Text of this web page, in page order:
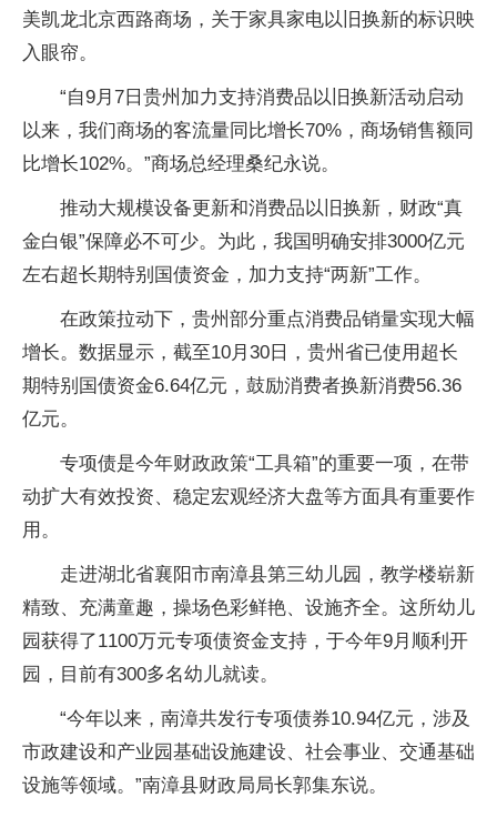
美凯龙北京西路商场，关于家具家电以旧换新的标识映
入眼帘。
“自9月7日贵州加力支持消费品以旧换新活动启动
以来，我们商场的客流量同比增长70%，商场销售额同
比增长102%。”商场总经理桑纪永说。
推动大规模设备更新和消费品以旧换新，财政“真
金白银”保障必不可少。为此，我国明确安排3000亿元
左右超长期特别国债资金，加力支持“两新”工作。
在政策拉动下，贵州部分重点消费品销量实现大幅
增长。数据显示，截至10月30日，贵州省已使用超长
期特别国债资金6.64亿元，鼓励消费者换新消费56.36
亿元。
专项债是今年财政政策“工具箱”的重要一项，在带
动扩大有效投资、稳定宏观经济大盘等方面具有重要作
用。
走进湖北省襄阳市南漳县第三幼儿园，教学楼崭新
精致、充满童趣，操场色彩鲜艳、设施齐全。这所幼儿
园获得了1100万元专项债资金支持，于今年9月顺利开
园，目前有300多名幼儿就读。
“今年以来，南漳共发行专项债券10.94亿元，涉及
市政建设和产业园基础设施建设、社会事业、交通基础
设施等领域。”南漳县财政局局长郭集东说。